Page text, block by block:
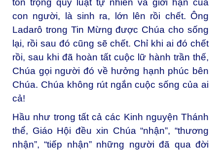
tôn trọng quy luật tự nhiên và giới hạn của
con người, là sinh ra, lớn lên rồi chết. Ông
Ladarô trong Tin Mừng được Chúa cho sống
lại, rồi sau đó cũng sẽ chết. Chỉ khi ai đó chết
rồi, sau khi đã hoàn tất cuộc lữ hành trần thế,
Chúa gọi người đó về hưởng hạnh phúc bên
Chúa. Chúa không rút ngắn cuộc sống của ai
cả!
Hầu như trong tất cả các Kinh nguyện Thánh
thể, Giáo Hội đều xin Chúa “nhận”, “thương
nhận”, “tiếp nhận” những người đã qua đời